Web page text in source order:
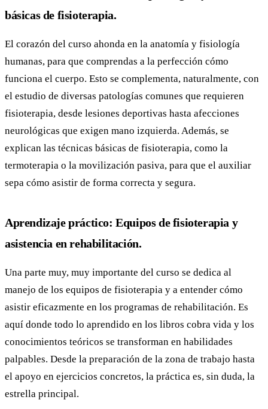
básicas de fisioterapia.
El corazón del curso ahonda en la anatomía y fisiología
humanas, para que comprendas a la perfección cómo
funciona el cuerpo. Esto se complementa, naturalmente, con
el estudio de diversas patologías comunes que requieren
fisioterapia, desde lesiones deportivas hasta afecciones
neurológicas que exigen mano izquierda. Además, se
explican las técnicas básicas de fisioterapia, como la
termoterapia o la movilización pasiva, para que el auxiliar
sepa cómo asistir de forma correcta y segura.
Aprendizaje práctico: Equipos de fisioterapia y
asistencia en rehabilitación.
Una parte muy, muy importante del curso se dedica al
manejo de los equipos de fisioterapia y a entender cómo
asistir eficazmente en los programas de rehabilitación. Es
aquí donde todo lo aprendido en los libros cobra vida y los
conocimientos teóricos se transforman en habilidades
palpables. Desde la preparación de la zona de trabajo hasta
el apoyo en ejercicios concretos, la práctica es, sin duda, la
estrella principal.